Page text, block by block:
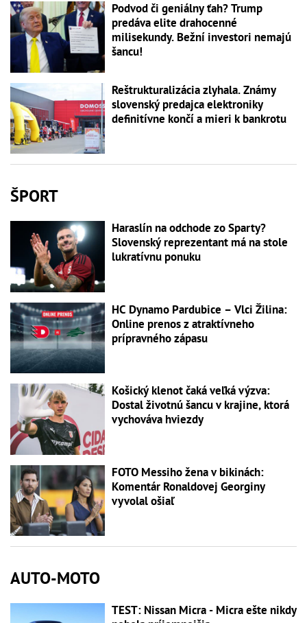
Podvod či geniálny ťah? Trump
predáva elite drahocenné
milisekundy. Bežní investori nemajú
šancu!
Reštrukturalizácia zlyhala. Známy
slovenský predajca elektroniky
definitívne končí a mieri k bankrotu
ŠPORT
Haraslín na odchode zo Sparty?
Slovenský reprezentant má na stole
lukratívnu ponuku
HC Dynamo Pardubice – Vlci Žilina:
Online prenos z atraktívneho
prípravného zápasu
Košický klenot čaká veľká výzva:
Dostal životnú šancu v krajine, ktorá
vychováva hviezdy
FOTO Messiho žena v bikinách:
Komentár Ronaldovej Georginy
vyvolal ošiaľ
AUTO-MOTO
TEST: Nissan Micra - Micra ešte nikdy